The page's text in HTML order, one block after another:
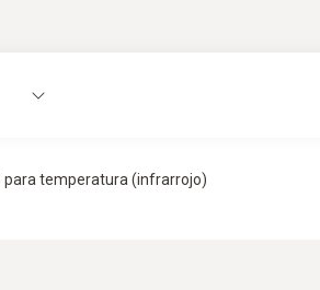
para temperatura (infrarrojo)